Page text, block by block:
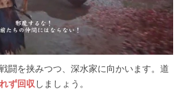
闘を挟みつつ、深水家に向かいます。道
ず回収しましょう。